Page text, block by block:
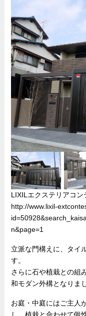
LIXILエクステリアコン
http://www.lixil-
n&page=1
立派な門構えに、タイ
す。
さらに石や植栽との組
和モダン外構となりまし
お庭・中庭にはご主人